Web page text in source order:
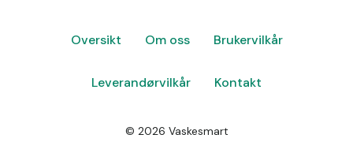
Oversikt Om oss Brukervilkår
Leverandørvilkår Kontakt
© 2026 Vaskesmart